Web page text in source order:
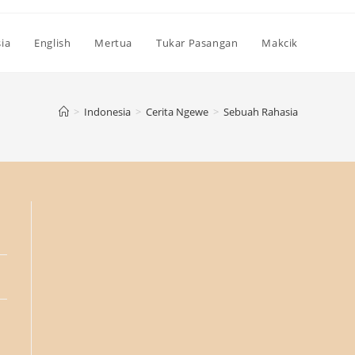
English Mertua Tukar Pasangan Makcik
> Indonesia > Cerita Ngewe > Sebuah Rahasia